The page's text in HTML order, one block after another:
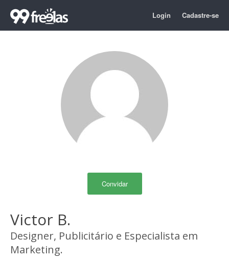
Login Cadastre-se
Convidar
Victor B.
Designer, Publicitário e Especialista em
Marketing.